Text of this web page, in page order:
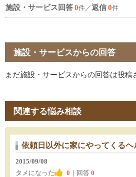
施設・サービス回答0件／返信0件
施設・サービスからの回答
まだ施設・サービスからの回答は投稿
関連する悩み相談
依頼日以外に家にやってくるヘ
2015/09/08
タメになった
0 ｜回答 0